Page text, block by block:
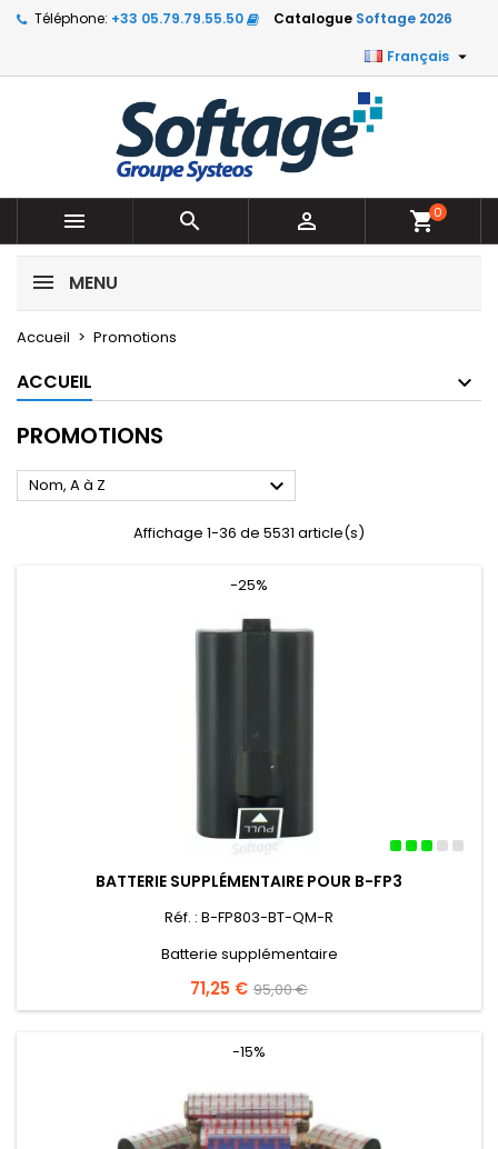
Téléphone: +33 05.79.79.55.50 Catalogue Softage 2026
Français 
   shopping_cart0
MENU
Accueil Promotions
ACCUEIL
PROMOTIONS
Nom, A à Z 
Affichage 1-36 de 5531 article(s)
-25%
BATTERIE SUPPLÉMENTAIRE POUR B-FP3
Réf. : B-FP803-BT-QM-R
Batterie supplémentaire
Prix
71,25 € Prix
de
95,00 €
-15%